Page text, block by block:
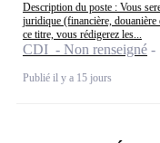
Description du poste : Vous
juridique (financière,
ce titre, vous rédigerez les...
CDI - Non renseigné
Publié il y a 15 jours